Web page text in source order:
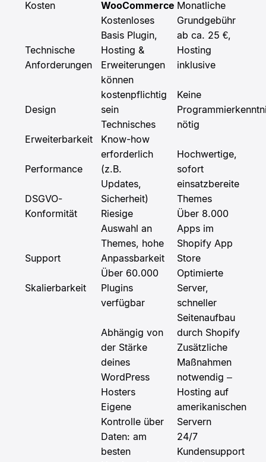
Kosten
Technische
Anforderungen
Design
Erweiterbarkeit
Performance
DSGVO-
Konformität
Support
Skalierbarkeit
WooCommerce
Kostenloses
Basis Plugin,
Hosting &
Erweiterungen
können
kostenpflichtig
sein
Technisches
Know-how
erforderlich
(z.B.
Updates,
Sicherheit)
Riesige
Auswahl an
Themes, hohe
Anpassbarkeit
Über 60.000
Plugins
verfügbar
Abhängig von
der Stärke
deines
WordPress
Hosters
Eigene
Kontrolle über
Daten: am
besten
Monatliche
Grundgebühr
ab ca. 25 €,
Hosting
inklusive
Keine
nötig
Hochwertige,
sofort
einsatzbereite
Themes
Über 8.000
Apps im
Shopify App
Store
Optimierte
Server,
schneller
Seitenaufbau
durch Shopify
Zusätzliche
Maßnahmen
notwendig –
Hosting auf
amerikanischen
Servern
24/7
Kundensupport